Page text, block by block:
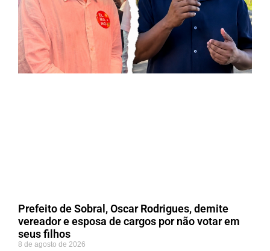
Prefeito de Sobral, Oscar Rodrigues, demite
vereador e esposa de cargos por não votar em
seus filhos
8 de agosto de 2026